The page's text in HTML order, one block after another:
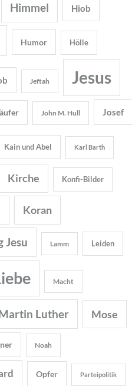
Himmel Hiob
Humor Hölle
Jeftah Jesus
John M. Hull Josef
Kain und Abel Karl Barth
Kirche Konfi-Bilder
Koran
Jesu Lamm Leiden
Macht
Luther Mose
Noah
Opfer Parteipolitik